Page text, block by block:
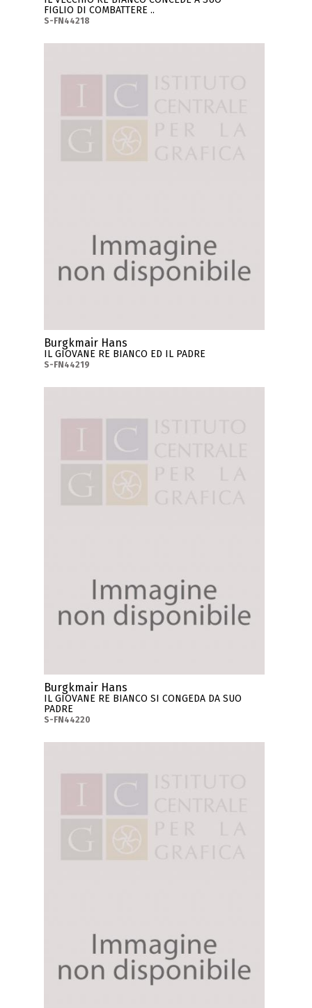
FIGLIO DI COMBATTERE ..
S-FN44218
Burgkmair Hans
IL GIOVANE RE BIANCO ED IL PADRE
S-FN44219
Burgkmair Hans
IL GIOVANE RE BIANCO SI CONGEDA DA SUO
PADRE
S-FN44220